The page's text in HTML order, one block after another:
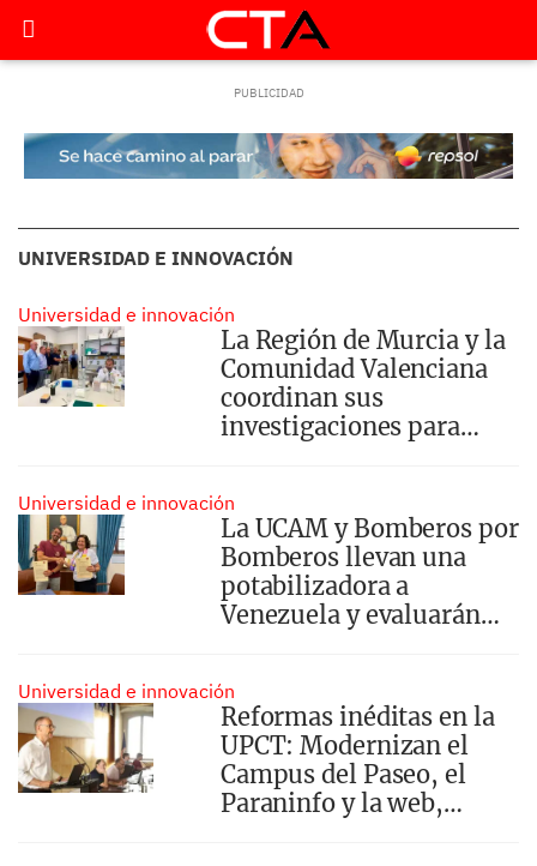
UNIVERSIDAD E INNOVACIÓN
Universidad e innovación
La Región de Murcia y la
Comunidad Valenciana
coordinan sus
investigaciones para
nervial amarilla
Universidad e innovación
La UCAM y Bomberos por
Bomberos llevan una
potabilizadora a
Venezuela y evaluarán
Universidad e innovación
Reformas inéditas en la
UPCT: Modernizan el
Campus del Paseo, el
Paraninfo y la web,